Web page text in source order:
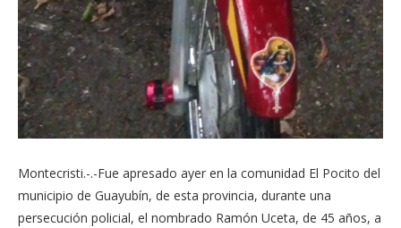
Montecristi.-.-Fue apresado ayer en la comunidad El Pocito del
municipio de Guayubín, de esta provincia, durante una
persecución policial, el nombrado Ramón Uceta, de 45 años, a